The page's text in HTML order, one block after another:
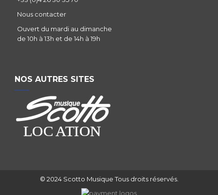
Nous contacter
Ouvert du mardi au dimanche
de 10h à 13h et de 14h à 19h
NOS AUTRES SITES
© 2024 Scotto Musique Tous droits réservés.